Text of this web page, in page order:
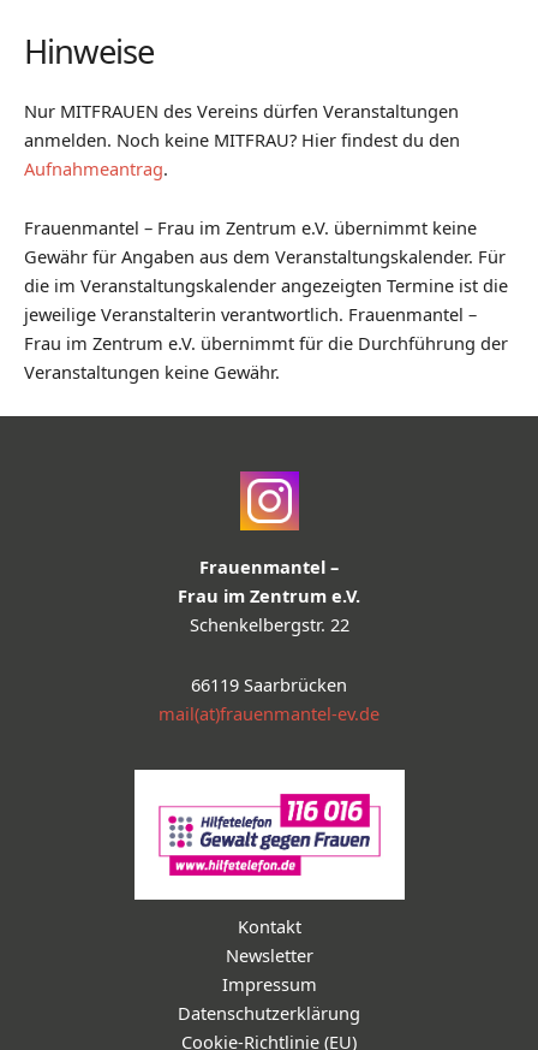
Hinweise
Nur MITFRAUEN des Vereins dürfen Veranstaltungen
anmelden. Noch keine MITFRAU? Hier findest du den
Aufnahmeantrag.
Frauenmantel – Frau im Zentrum e.V. übernimmt keine
Gewähr für Angaben aus dem Veranstaltungskalender. Für
die im Veranstaltungskalender angezeigten Termine ist die
jeweilige Veranstalterin verantwortlich. Frauenmantel –
Frau im Zentrum e.V. übernimmt für die Durchführung der
Veranstaltungen keine Gewähr.
Frauenmantel –
Frau im Zentrum e.V.
Schenkelbergstr. 22
66119 Saarbrücken
mail(at)frauenmantel-ev.de
Kontakt
Newsletter
Impressum
Datenschutzerklärung
Cookie-Richtlinie (EU)